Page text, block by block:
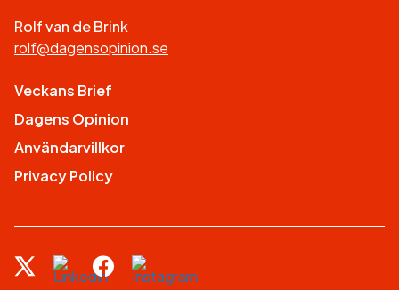
Rolf van de Brink
rolf@dagensopinion.se
Veckans Brief
Dagens Opinion
Användarvillkor
Privacy Policy